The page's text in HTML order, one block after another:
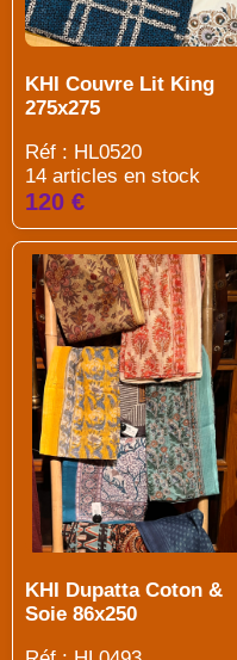
KHI Couvre Lit King
275x275
Réf : HL0520
14 articles en stock
120 €
KHI Dupatta Coton &
Soie 86x250